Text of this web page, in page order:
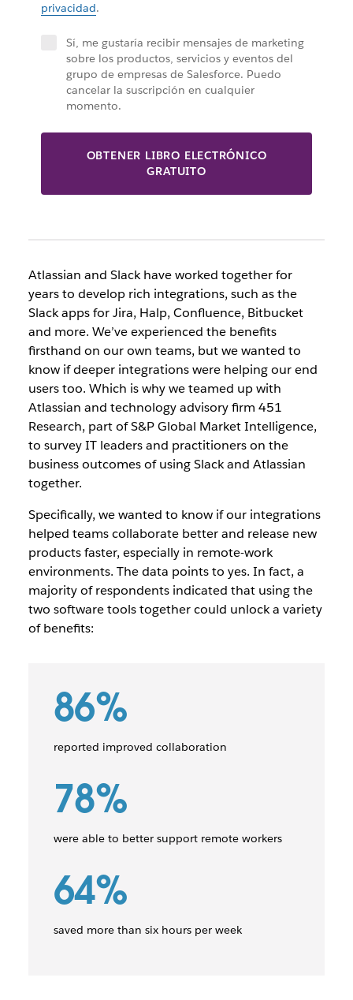
privacidad.
Sí, me gustaría recibir mensajes de marketing
sobre los productos, servicios y eventos del
grupo de empresas de Salesforce. Puedo
cancelar la suscripción en cualquier
momento.
OBTENER LIBRO ELECTRÓNICO
GRATUITO
Atlassian and Slack have worked together for
years to develop rich integrations, such as the
Slack apps for Jira, Halp, Confluence, Bitbucket
and more. We’ve experienced the benefits
firsthand on our own teams, but we wanted to
know if deeper integrations were helping our end
users too. Which is why we teamed up with
Atlassian and technology advisory firm 451
Research, part of S&P Global Market Intelligence,
to survey IT leaders and practitioners on the
business outcomes of using Slack and Atlassian
together.
Specifically, we wanted to know if our integrations
helped teams collaborate better and release new
products faster, especially in remote-work
environments. The data points to yes. In fact, a
majority of respondents indicated that using the
two software tools together could unlock a variety
of benefits:
86%
reported improved collaboration
78%
were able to better support remote workers
64%
saved more than six hours per week